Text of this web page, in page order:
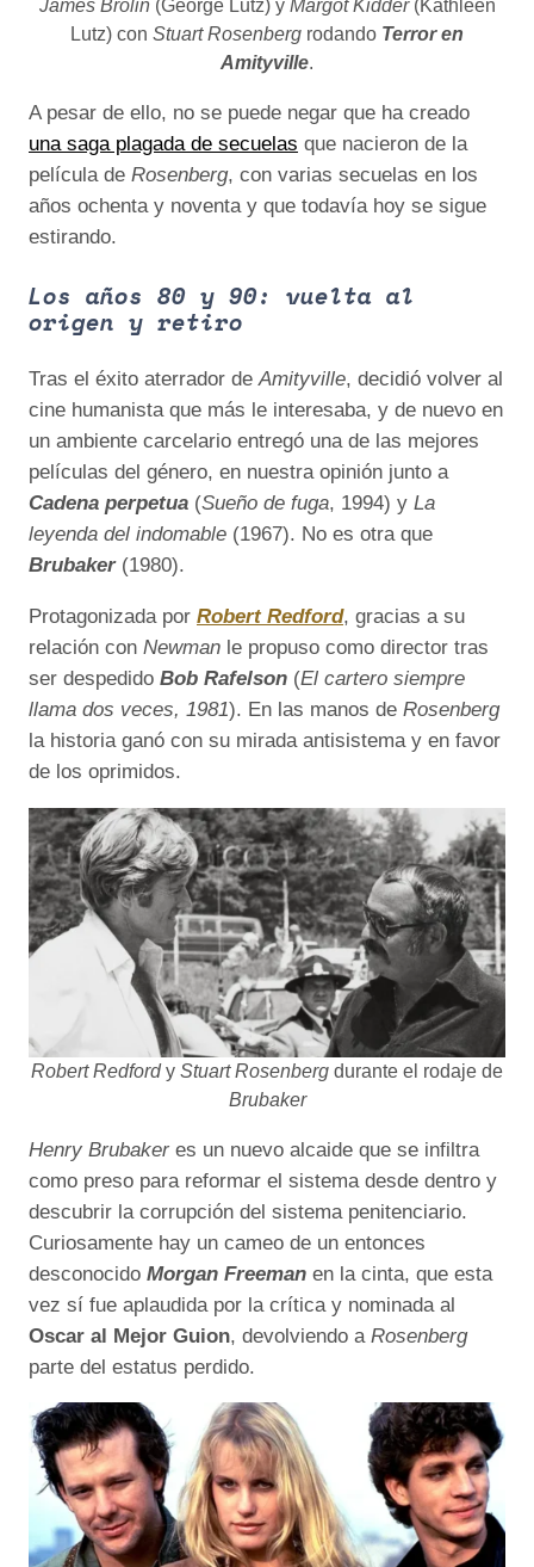
James Brolin(George Lutz) y Margot Kidder(Kathleen
Lutz) con Stuart Rosenberg rodando Terror en
Amityville.
A pesar de ello, no se puede negar que ha creado
una saga plagada de secuelas que nacieron de la
película de Rosenberg, con varias secuelas en los
años ochenta y noventa y que todavía hoy se sigue
estirando.
Los años 80 y 90: vuelta al
origen y retiro
Tras el éxito aterrador deAmityville, decidió volver al
cine humanista que más le interesaba, y de nuevo en
un ambiente carcelario entregó una de las mejores
películas del género, en nuestra opinión junto a
Cadena perpetua (Sueño de fuga, 1994) y La
leyenda del indomable (1967). No es otra que
Brubaker(1980).
Protagonizada por Robert Redford, gracias a su
relación con Newman le propuso como director tras
ser despedido Bob Rafelson (El cartero siempre
llama dos veces, 1981). En las manos de Rosenberg
la historia ganó con su mirada antisistema y en favor
de los oprimidos.
Robert Redfordy Stuart Rosenberg durante el rodaje de
Brubaker
Henry Brubaker es un nuevo alcaide que se infiltra
como preso para reformar el sistema desde dentro y
descubrir la corrupción del sistema penitenciario.
Curiosamente hay un cameo de un entonces
desconocido Morgan Freeman en la cinta, que esta
vez sí fue aplaudida por la crítica y nominada al
Oscar al Mejor Guion, devolviendo a Rosenberg
parte del estatus perdido.